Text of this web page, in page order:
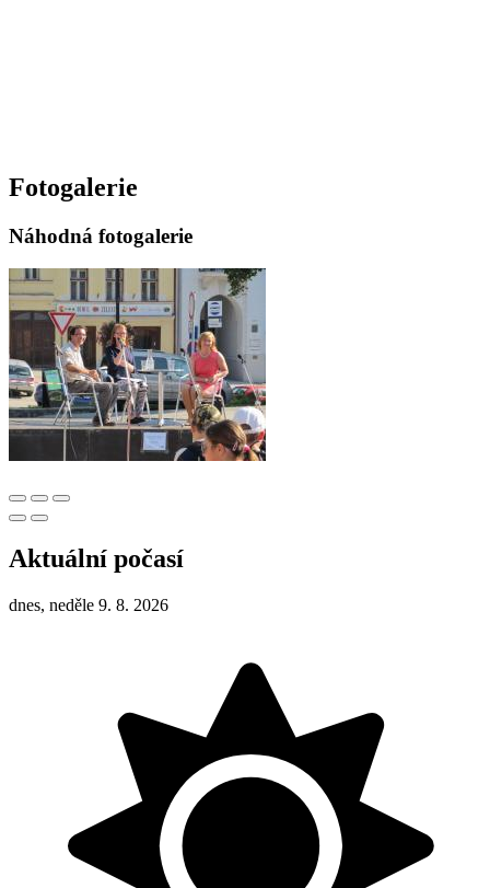
Fotogalerie
Náhodná fotogalerie
Aktuální počasí
dnes, neděle 9. 8. 2026